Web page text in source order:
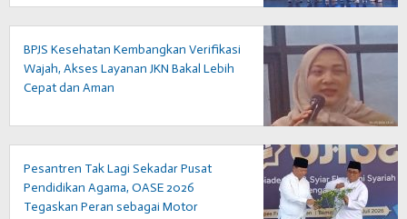
BPJS Kesehatan Kembangkan Verifikasi
Wajah, Akses Layanan JKN Bakal Lebih
Cepat dan Aman
Pesantren Tak Lagi Sekadar Pusat
Pendidikan Agama, OASE 2026
Tegaskan Peran sebagai Motor